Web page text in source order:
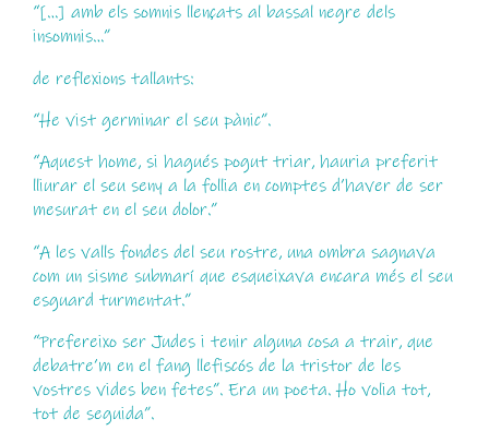
“[…] amb els somnis llençats al bassal negre dels
insomnis…”
de reflexions tallants:
“He vist germinar el seu pànic”.
“Aquest home, si hagués pogut triar, hauria preferit
lliurar el seu seny a la follia en comptes d’haver de ser
mesurat en el seu dolor.”
“A les valls fondes del seu rostre, una ombra sagnava
com un sisme submarí que esqueixava encara més el seu
esguard turmentat.”
“Prefereixo ser Judes i tenir alguna cosa a trair, que
debatre’m en el fang llefiscós de la tristor de les
vostres vides ben fetes”. Era un poeta. Ho volia tot,
tot de seguida”.